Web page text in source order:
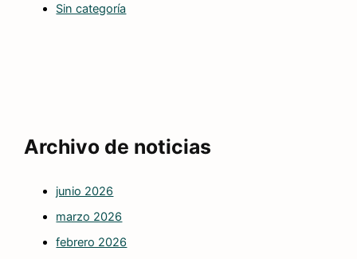
Sin categoría
Archivo de noticias
junio 2026
marzo 2026
febrero 2026